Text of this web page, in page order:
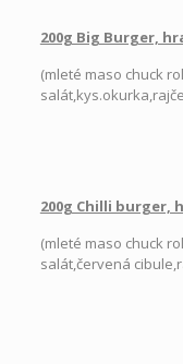
200g Big Burger,
(mleté maso chuck
200g Chilli
(mleté maso chuck
salát,červená